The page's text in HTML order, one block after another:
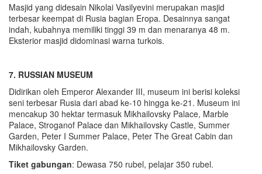
Masjid yang didesain Nikolai Vasilyevini merupakan masjid
terbesar keempat di Rusia bagian Eropa. Desainnya sangat
indah, kubahnya memiliki tinggi 39 m dan menaranya 48 m.
Eksterior masjid didominasi warna turkois.
7. RUSSIAN MUSEUM
Didirikan oleh Emperor Alexander III, museum ini berisi koleksi
seni terbesar Rusia dari abad ke-10 hingga ke-21. Museum ini
mencakup 30 hektar termasuk Mikhailovsky Palace, Marble
Palace, Stroganof Palace dan Mikhailovsky Castle, Summer
Garden, Peter I Summer Palace, Peter The Great Cabin dan
Mikhailovsky Garden.
Tiket gabungan: Dewasa 750 rubel, pelajar 350 rubel.